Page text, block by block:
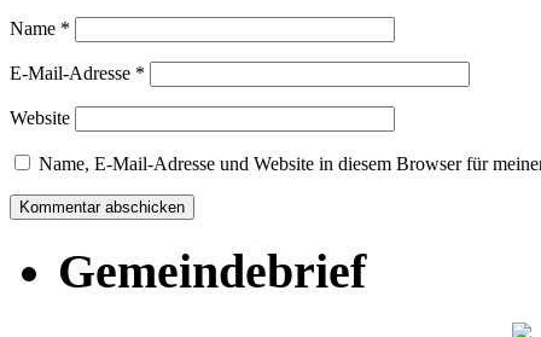
Name *
E-Mail-Adresse *
Website
Name, E-Mail-Adresse und Website in diesem Browser für
Gemeindebrief